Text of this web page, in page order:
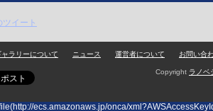
イート
ラリーについて ニュース 運営者について お問い合
Copyright ラノベ
ecs.amazonaws.jp/onca/